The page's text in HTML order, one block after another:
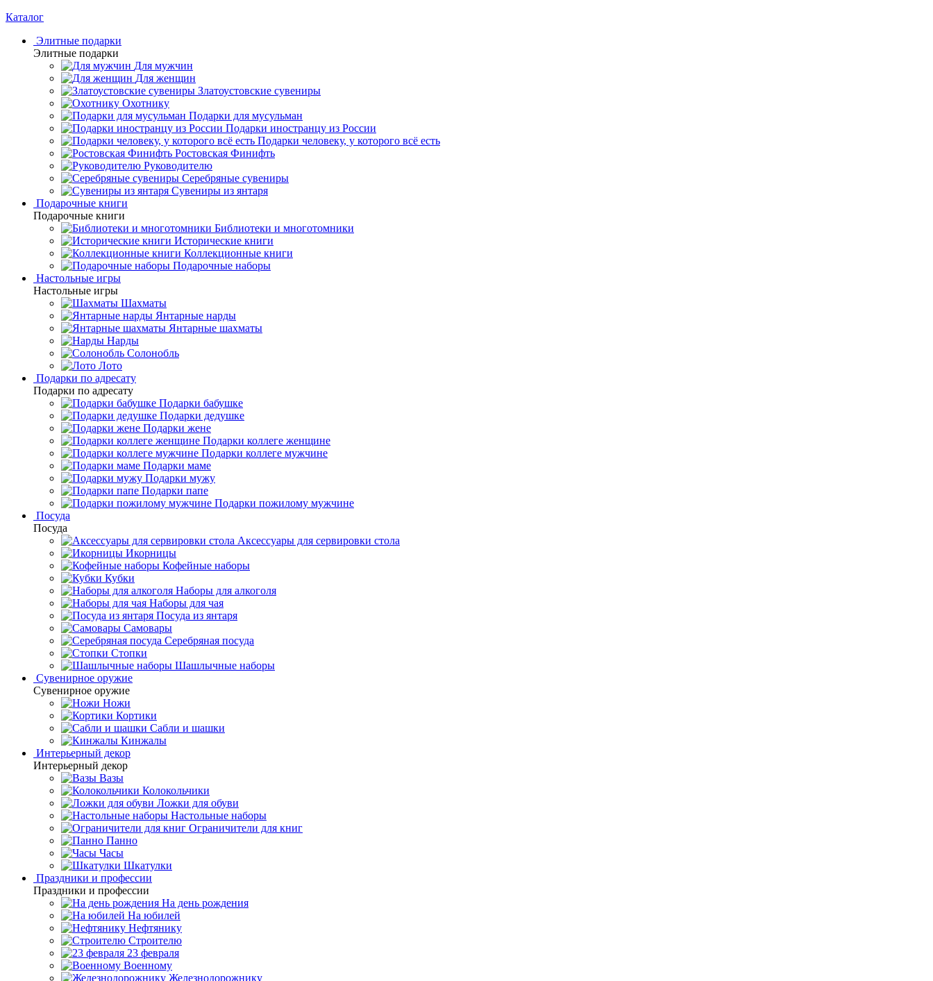
Каталог
Элитные подарки
Элитные подарки
Для мужчин
Для женщин
Златоустовские сувениры
Охотнику
Подарки для мусульман
Подарки иностранцу из России
Подарки человеку, у которого всё есть
Ростовская Финифть
Руководителю
Серебряные сувениры
Сувениры из янтаря
Подарочные книги
Подарочные книги
Библиотеки и многотомники
Исторические книги
Коллекционные книги
Подарочные наборы
Настольные игры
Настольные игры
Шахматы
Янтарные нарды
Янтарные шахматы
Нарды
Солонобль
Лото
Подарки по адресату
Подарки по адресату
Подарки бабушке
Подарки дедушке
Подарки жене
Подарки коллеге женщине
Подарки коллеге мужчине
Подарки маме
Подарки мужу
Подарки папе
Подарки пожилому мужчине
Посуда
Посуда
Аксессуары для сервировки стола
Икорницы
Кофейные наборы
Кубки
Наборы для алкоголя
Наборы для чая
Посуда из янтаря
Самовары
Серебряная посуда
Стопки
Шашлычные наборы
Сувенирное оружие
Сувенирное оружие
Ножи
Кортики
Сабли и шашки
Кинжалы
Интерьерный декор
Интерьерный декор
Вазы
Колокольчики
Ложки для обуви
Настольные наборы
Ограничители для книг
Панно
Часы
Шкатулки
Праздники и профессии
Праздники и профессии
На день рождения
На юбилей
Нефтянику
Строителю
23 февраля
Военному
Железнодорожнику